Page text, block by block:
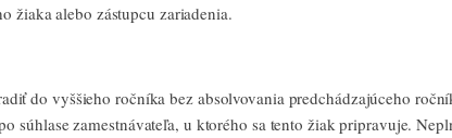
žiaka alebo zástupcu zariadenia.
do vyššieho ročníka bez absolvovania predchádzajúceho
zamestnávateľa, u ktorého sa tento žiak pripravuje.